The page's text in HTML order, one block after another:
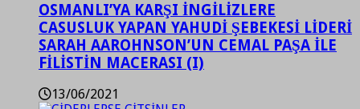
OSMANLI’YA KARŞI İNGİLİZLERE
CASUSLUK YAPAN YAHUDİ ŞEBEKESİ LİDERİ
SARAH AAROHNSON’UN CEMAL PAŞA İLE
FİLİSTİN MACERASI (I)
13/06/2021